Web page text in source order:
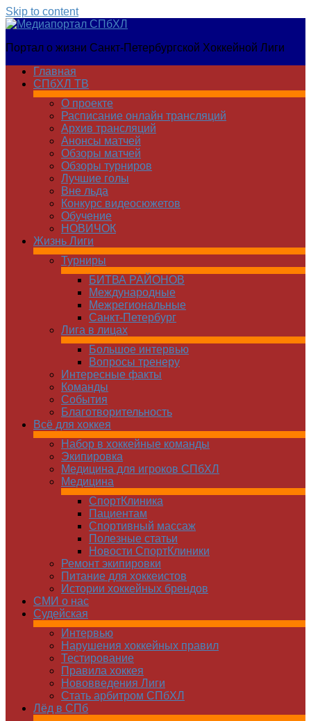
Skip to content
Медиапортал
Портал о жизни Санкт-Петербургской Хоккейной Лиги
Главная
СПбХЛ ТВ
О проекте
Расписание онлайн трансляций
Архив трансляций
Анонсы матчей
Обзоры матчей
Обзоры турниров
Лучшие голы
Вне льда
Конкурс видеосюжетов
Обучение
НОВИЧОК
Жизнь Лиги
Турниры
БИТВА РАЙОНОВ
Международные
Межрегиональные
Санкт-Петербург
Лига в лицах
Большое интервью
Вопросы тренеру
Интересные факты
Команды
Cобытия
Благотворительность
Всё для хоккея
Набор в хоккейные команды
Экипировка
Медицина для игроков СПбХЛ
Медицина
СпортКлиника
Пациентам
Спортивный массаж
Полезные статьи
Новости СпортКлиники
Ремонт экипировки
Питание для хоккеистов
Истории хоккейных брендов
СМИ о нас
Судейская
Интервью
Нарушения хоккейных правил
Тестирование
Правила хоккея
Нововведения Лиги
Стать арбитром СПбХЛ
Лёд в СПб